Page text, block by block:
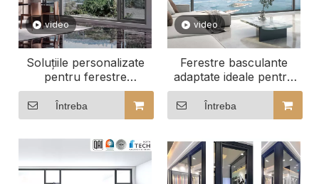
video
Soluțiile personalizate
pentru ferestre
panoramice vă
redefinesc vizualizarea
Întreba
video
Ferestre basculante
adaptate ideale pentru
spațiile de afaceri
Întreba